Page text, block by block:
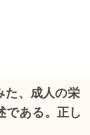
、成人の栄
である。正し